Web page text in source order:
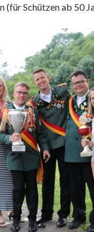
Schützen ab 50